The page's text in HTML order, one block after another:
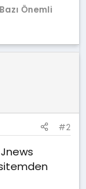
Önemli
#2